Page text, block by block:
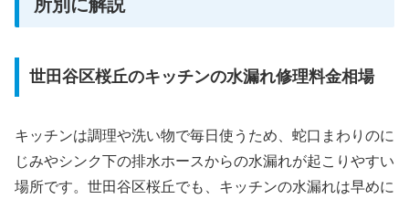
所別に解説
世田谷区桜丘のキッチンの水漏れ修理料金相場
キッチンは調理や洗い物で毎日使うため、蛇口まわりのに
じみやシンク下の排水ホースからの水漏れが起こりやすい
場所です。世田谷区桜丘でも、キッチンの水漏れは早めに